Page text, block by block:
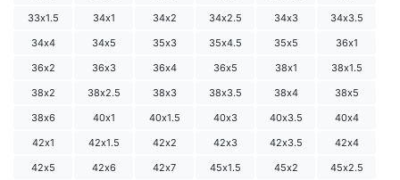
33х1.5
34х1 34х2 34х2.5 34х3
34х3.5
34х4
34х5 35х3 35х4.5 35х5
36х1
36х2
36х3 36х4 36х5 38х1
38х1.5
38х2
38х2.5 38х3 38х3.5 38х4
38х5
38х6
40х1 40х1.5 40х3 40х3.5
40х4
42х1
42х1.5 42х2 42х3 42х3.5
42х4
42х5
42х6 42х7 45х1.5 45х2
45х2.5